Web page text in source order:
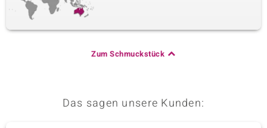
Zum Schmuckstück
Das sagen unsere Kunden: